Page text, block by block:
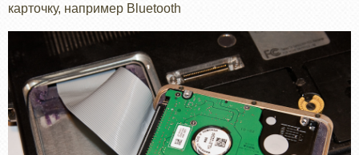
карточку, например Bluetooth